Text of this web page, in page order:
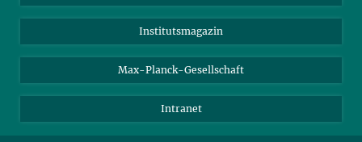
Fördernde
Schulen
Studierende
Bluesky
Facebook
YouTube
Institutsmagazin
Max-Planck-Gesellschaft
Intranet